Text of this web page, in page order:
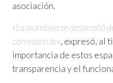
asociación.
«La asamblea se desarrolló
corresponde», expresó, al
importancia de estos
transparencia y el